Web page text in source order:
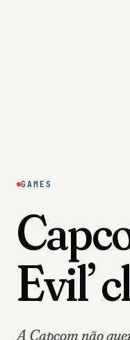
GAMES
Evil’
A Capcom não